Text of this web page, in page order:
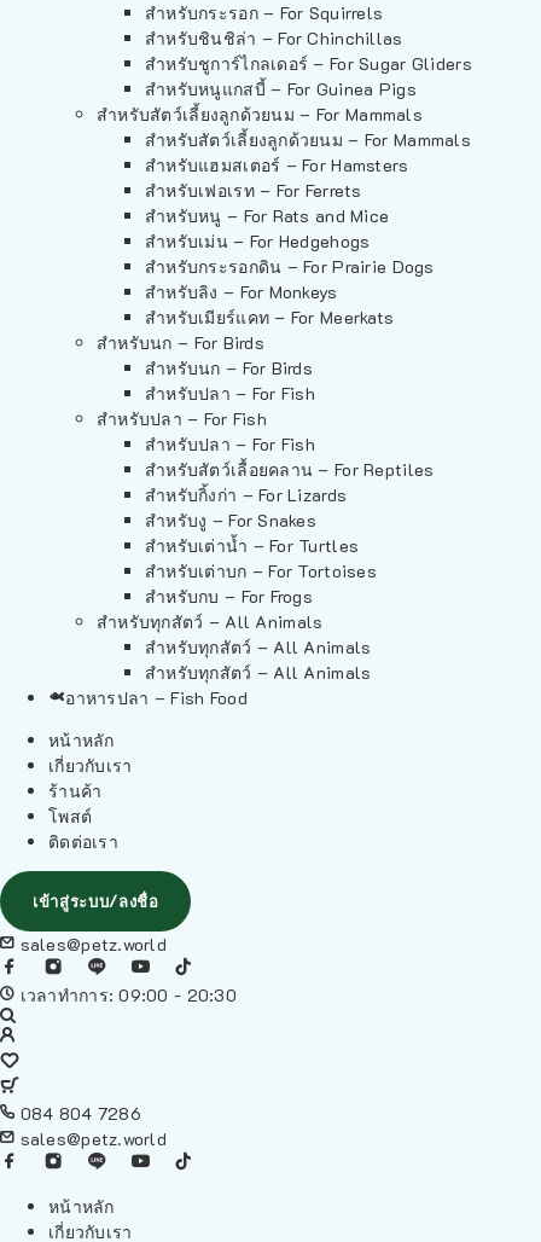
สำหรับกระรอก – For Squirrels
สำหรับชินชิล่า – For Chinchillas
สำหรับชูการ์ไกลเดอร์ – For Sugar Gliders
สำหรับหนูแกสบี้ – For Guinea Pigs
สำหรับสัตว์เลี้ยงลูกด้วยนม – For Mammals
สำหรับสัตว์เลี้ยงลูกด้วยนม – For Mammals
สำหรับแฮมสเตอร์ – For Hamsters
สำหรับเฟอเรท – For Ferrets
สำหรับหนู – For Rats and Mice
สำหรับเม่น – For Hedgehogs
สำหรับกระรอกดิน – For Prairie Dogs
สำหรับลิง – For Monkeys
สำหรับเมียร์แคท – For Meerkats
สำหรับนก – For Birds
สำหรับนก – For Birds
สำหรับปลา – For Fish
สำหรับปลา – For Fish
สำหรับปลา – For Fish
สำหรับสัตว์เลื้อยคลาน – For Reptiles
สำหรับกิ้งก่า – For Lizards
สำหรับงู – For Snakes
สำหรับเต่าน้ำ – For Turtles
สำหรับเต่าบก – For Tortoises
สำหรับกบ – For Frogs
สำหรับทุกสัตว์ – All Animals
สำหรับทุกสัตว์ – All Animals
สำหรับทุกสัตว์ – All Animals
อาหารปลา – Fish Food
หน้าหลัก
เกี่ยวกับเรา
ร้านค้า
โพสต์
ติดต่อเรา
เข้าสู่ระบบ/ลงชื่อ
sales@petz.world
เวลาทำการ: 09:00 - 20:30
084 804 7286
sales@petz.world
หน้าหลัก
เกี่ยวกับเรา